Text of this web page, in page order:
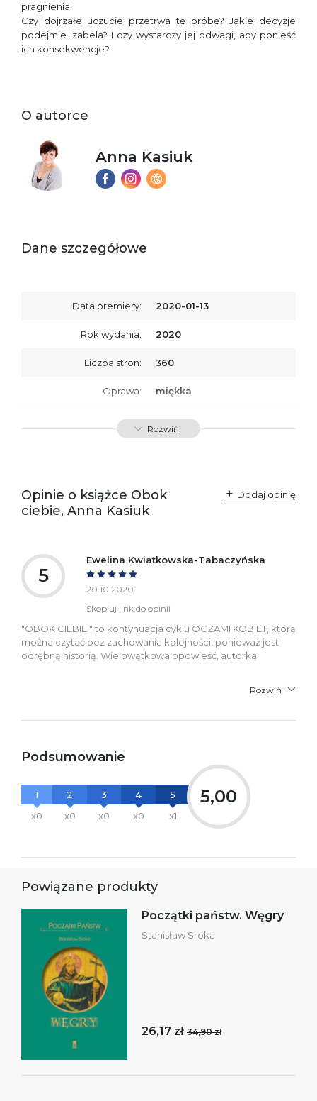
pragnienia.
Czy dojrzałe uczucie przetrwa tę próbę? Jakie decyzje
podejmie Izabela? I czy wystarczy jej odwagi, aby ponieść
ich konsekwencje?
O autorce
Anna Kasiuk
Dane szczegółowe
Data premiery: 2020-01-13
Rok wydania: 2020
Liczba stron: 360
Oprawa: miękka
ISBN 9788366431850
odpowiedzialne za
zgodność produktu z
przepisami:
Sp. z o.o.
ul. Fredry 8
Ostrzeżenia oraz
informacje dotyczące
bezpieczeństwa:
Rozwiń
Opinie o książce Obok
ciebie, Anna Kasiuk
Dodaj opinię
5
Ewelina Kwiatkowska-Tabaczyńska
20.10.2020
Skopiuj link do opinii
"OBOK CIEBIE " to kontynuacja cyklu OCZAMI KOBIET, którą
można czytać bez zachowania kolejności, ponieważ jest
odrębną historią. Wielowątkowa opowieść, autorka
Rozwiń
Podsumowanie
1
x0
2
x0
3
x0
4
x0
5
x1
5,00
Powiązane produkty
Początki państw. Węgry
Stanisław Sroka
26,17 zł 34,90 zł